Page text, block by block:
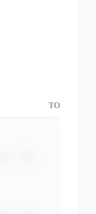
TOP3交易国